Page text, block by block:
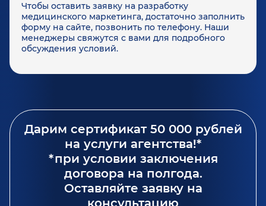
Чтобы оставить заявку на разработку
медицинского маркетинга, достаточно заполнить
форму на сайте, позвонить по телефону. Наши
менеджеры свяжутся с вами для подробного
обсуждения условий.
Дарим сертификат 50 000 рублей
на услуги агентства!*
*при условии заключения
договора на полгода.
Оставляйте заявку на